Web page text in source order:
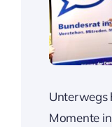
Unterwegs
Momente